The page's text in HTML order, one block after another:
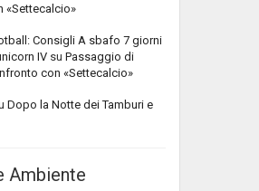
«Settecalcio»
Consigli A sbafo 7 giorni
IV su Passaggio di
con «Settecalcio»
Dopo la Notte dei Tamburi e
Ambiente